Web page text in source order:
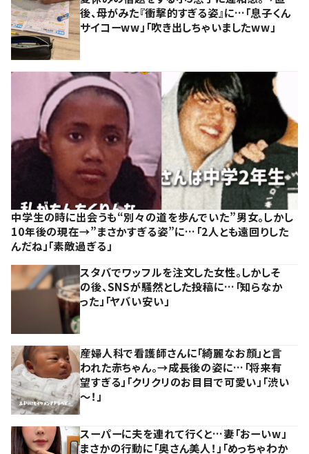
後、母がみた『衝撃的すぎる姿』に…「息子くん
サイコーww」「吹き出しちゃいましたww」
中学生の時に出会うも“別々の道を歩んでいた”男女。しかし
10年後の現在→”まさかすぎる姿”に…「2人とも遠回りした
んだね」「素敵過ぎる」
スタバでワッフルを注文した女性。しかしそ
の後、SNSが騒然とした投稿に…「知らなか
った」「ヤバい安い」
産婦人科で看護師さんに「綺麗なお顔」と言
われた赤ちゃん。→成長後の姿に…「将来有
望すぎる」「クリクリのお目目で可愛い」「渋い
～！」
スーパーに夫を連れて行くと…妻「おーいw」
まさかの行動に「奥さん美人！」「めっちゃわか